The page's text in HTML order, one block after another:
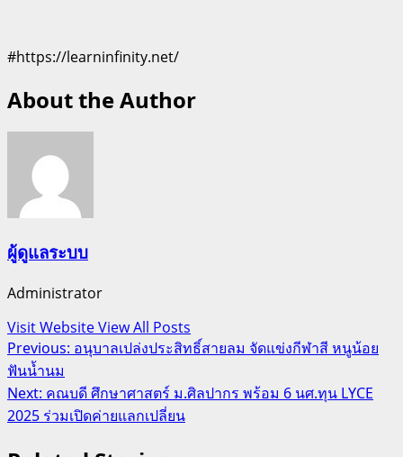
#https://learninfinity.net/
About the Author
ผู้ดูแลระบบ
Administrator
Visit WebsiteView All Posts
Post
navigation
Previous: อนุบาลเปล่งประสิทธิ์สายลม จัดแข่งกีฬาสี หนูน้อย
ฟันน้ำนม
Next: คณบดี ศึกษาศาสตร์ ม.ศิลปากร พร้อม 6 นศ.ทุน LYCE
2025 ร่วมเปิดค่ายแลกเปลี่ยน